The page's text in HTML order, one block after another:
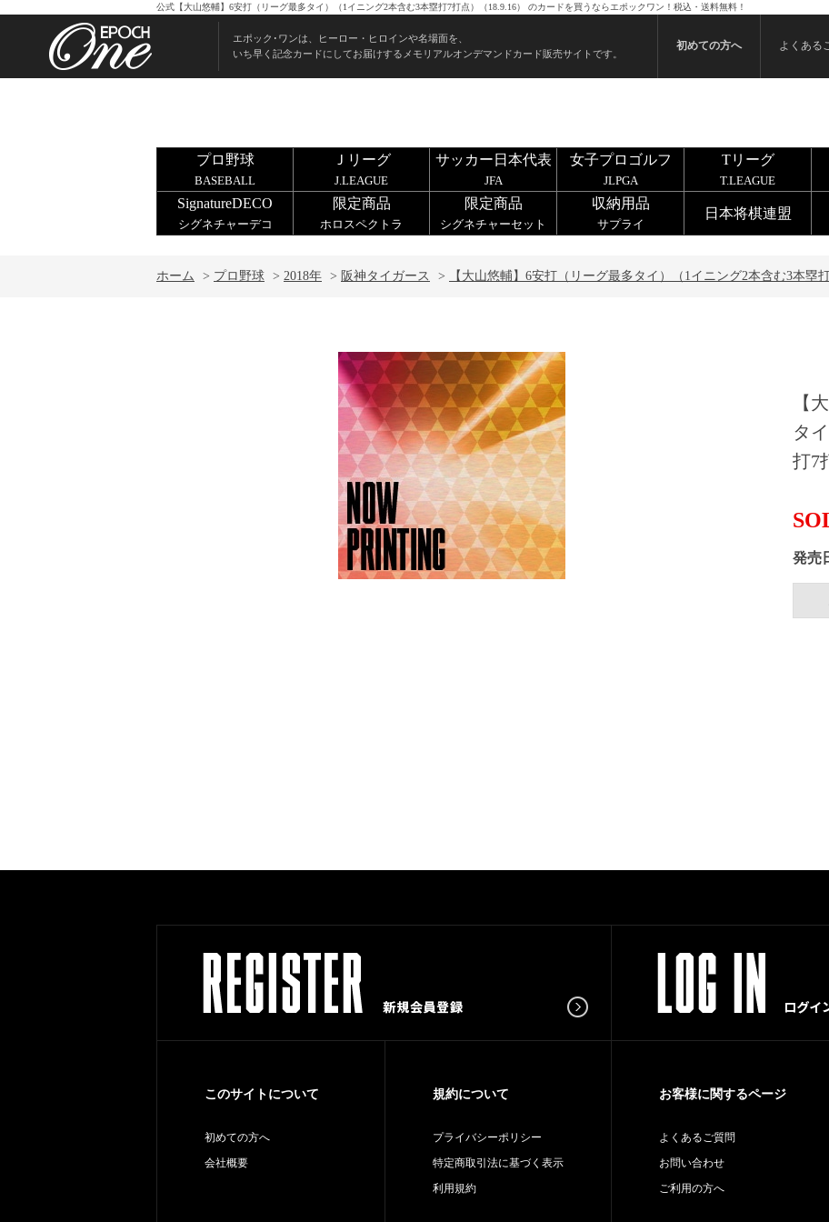
公式【大山悠輔】6安打（リーグ最多タイ）（1イニング2本含む3本塁打7打点）（18.9.16） のカードを買うならエポックワン！税込・送料無料！
エポック･ワンは、ヒーロー・ヒロインや名場面を、
いち早く記念カードにしてお届けするメモリアルオンデマンドカード販売サイトです。
初めての方へ よくある
プロ野球
BASEBALL
Ｊリーグ
J.LEAGUE
サッカー日本代表
JFA
女子プロゴルフ
JLPGA
Tリーグ
T.LEAGUE
SignatureDECO
シグネチャーデコ
限定商品
ホロスペクトラ
限定商品
シグネチャーセット
収納用品
サプライ
日本将棋連盟
ホーム > プロ野球 > 2018年 > 阪神タイガース > 【大山悠輔】6安打（リーグ最多タイ）（1イニング2本含む3本塁
【
タ
打7
発売
このサイトについて
初めての方へ
会社概要
規約について
プライバシーポリシー
特定商取引法に基づく表示
利用規約
お客様に関するページ
よくあるご質問
お問い合わせ
ご利用の方へ